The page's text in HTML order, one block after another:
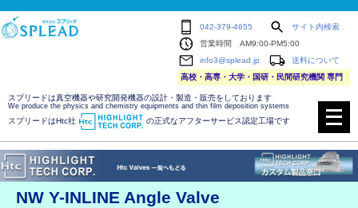
042-379-4655
サイト内検索
営業時間 AM9:00-PM5:00
info3@splead.jp
送料について
高校・高専・大学・国研・民間研究機関 専門
スプリードは真空機器や研究開発機器の設計・製造・販売をしております
We produce the physics and chemistry equipments and thin film deposition systems
スプリードはHtc社 の正式なアフターサービス認定工場です
メ
ニ
ュ
ー
を
開
く
NW Y-INLINE Angle Valve